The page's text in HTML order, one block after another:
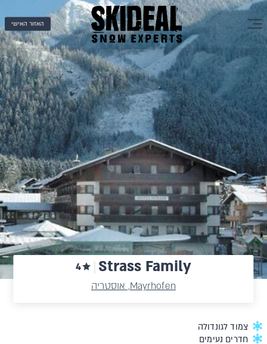
האזור האישי
Strass Family
4
Mayrhofen, אוסטריה
צמוד לגונדולה
חדרים נעימים